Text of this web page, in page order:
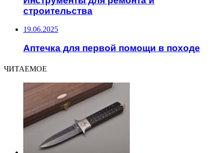
строительства
19.06.2025
Аптечка для первой помощи в походе
ЧИТАЕМОЕ